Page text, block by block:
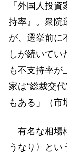
「外国人投
持率』。衆院
が、選挙前に
しが続いて
も不支持率が
家は“総裁交
もある」（市
有名な相場
うなり〉とい